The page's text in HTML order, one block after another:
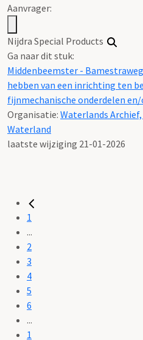
Aanvrager:
Nijdra Special Products
Ga naar dit stuk:
Middenbeemster -
hebben van een inrichting ten
fijnmechanische onderdelen
Organisatie: Waterlands
Waterland
laatste wijziging 21-01-2026
1
...
2
3
4
5
6
...
1